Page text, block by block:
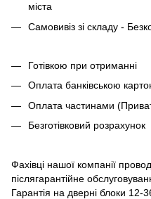
міста
Самовивіз зі складу -
Готівкою при отриманні
Оплата банківською
Оплата частинами
Безготівковий розрахунок
Фахівці нашої компанії
післягарантійне
Гарантія на дверні блоки 12-